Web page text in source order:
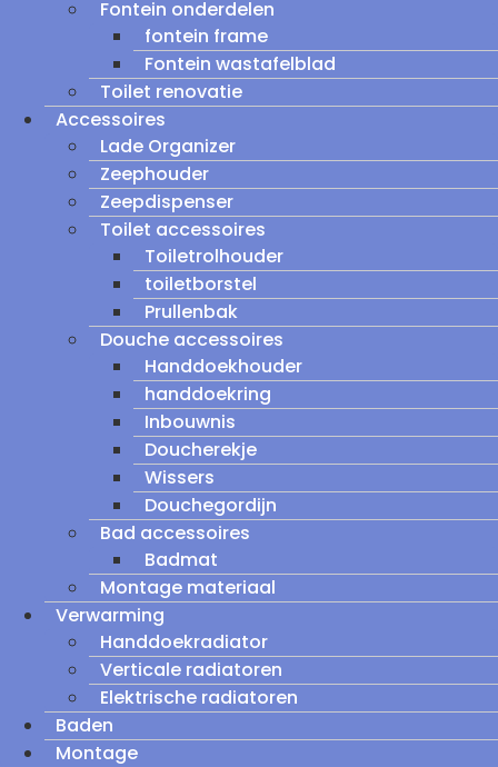
Fontein onderdelen
fontein frame
Fontein wastafelblad
Toilet renovatie
Accessoires
Lade Organizer
Zeephouder
Zeepdispenser
Toilet accessoires
Toiletrolhouder
toiletborstel
Prullenbak
Douche accessoires
Handdoekhouder
handdoekring
Inbouwnis
Doucherekje
Wissers
Douchegordijn
Bad accessoires
Badmat
Montage materiaal
Verwarming
Handdoekradiator
Verticale radiatoren
Elektrische radiatoren
Baden
Montage